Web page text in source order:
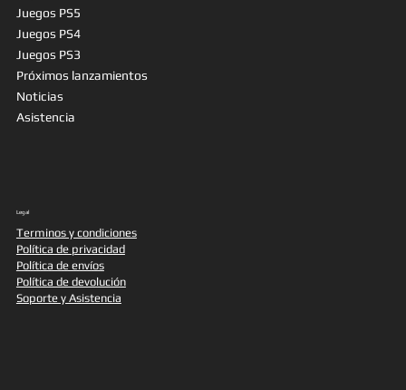
Juegos PS5
Juegos PS4
Juegos PS3
Próximos lanzamientos
Noticias
Asistencia
Legal
Terminos y condiciones
Política de privacidad
Política de envíos
Política de devolución
Soporte y Asistencia